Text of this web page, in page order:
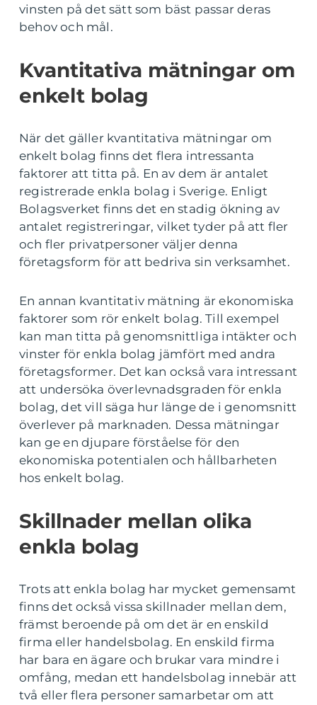
vinsten på det sätt som bäst passar deras
behov och mål.
Kvantitativa mätningar om
enkelt bolag
När det gäller kvantitativa mätningar om
enkelt bolag finns det flera intressanta
faktorer att titta på. En av dem är antalet
registrerade enkla bolag i Sverige. Enligt
Bolagsverket finns det en stadig ökning av
antalet registreringar, vilket tyder på att fler
och fler privatpersoner väljer denna
företagsform för att bedriva sin verksamhet.
En annan kvantitativ mätning är ekonomiska
faktorer som rör enkelt bolag. Till exempel
kan man titta på genomsnittliga intäkter och
vinster för enkla bolag jämfört med andra
företagsformer. Det kan också vara intressant
att undersöka överlevnadsgraden för enkla
bolag, det vill säga hur länge de i genomsnitt
överlever på marknaden. Dessa mätningar
kan ge en djupare förståelse för den
ekonomiska potentialen och hållbarheten
hos enkelt bolag.
Skillnader mellan olika
enkla bolag
Trots att enkla bolag har mycket gemensamt
finns det också vissa skillnader mellan dem,
främst beroende på om det är en enskild
firma eller handelsbolag. En enskild firma
har bara en ägare och brukar vara mindre i
omfång, medan ett handelsbolag innebär att
två eller flera personer samarbetar om att